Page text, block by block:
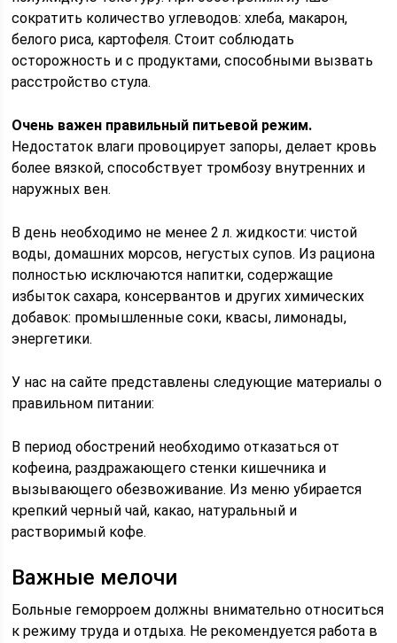
сократить количество углеводов: хлеба, макарон,
белого риса, картофеля. Стоит соблюдать
осторожность и с продуктами, способными вызвать
расстройство стула.
Очень важен правильный питьевой режим.
Недостаток влаги провоцирует запоры, делает кровь
более вязкой, способствует тромбозу внутренних и
наружных вен.
В день необходимо не менее 2 л. жидкости: чистой
воды, домашних морсов, негустых супов. Из рациона
полностью исключаются напитки, содержащие
избыток сахара, консервантов и других химических
добавок: промышленные соки, квасы, лимонады,
энергетики.
У нас на сайте представлены следующие материалы о
правильном питании:
В период обострений необходимо отказаться от
кофеина, раздражающего стенки кишечника и
вызывающего обезвоживание. Из меню убирается
крепкий черный чай, какао, натуральный и
растворимый кофе.
Важные мелочи
Больные геморроем должны внимательно относиться
к режиму труда и отдыха. Не рекомендуется работа в